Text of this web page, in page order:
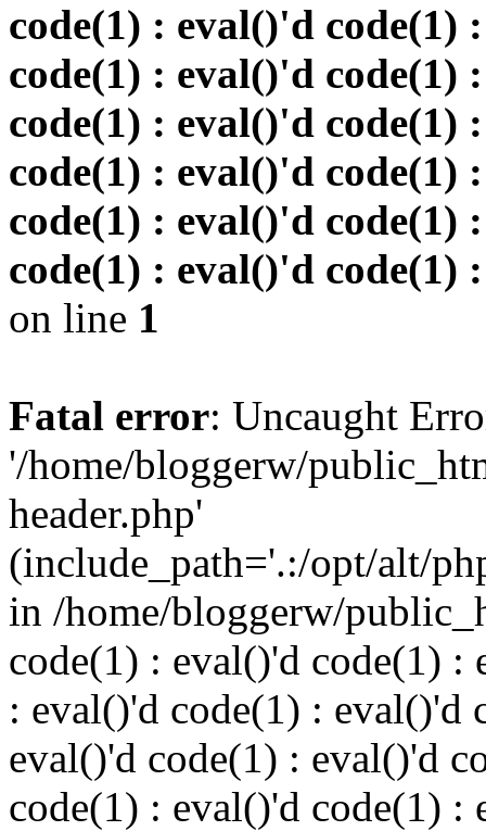
code(1) : eval()'d code(1)
code(1) : eval()'d code(1)
code(1) : eval()'d code(1)
code(1) : eval()'d code(1)
code(1) : eval()'d code(1)
code(1) : eval()'d code(1)
on line 1
Fatal error: Uncaught
'/home/bloggerw/
header.php'
(include_path='.:/opt/alt/
in /home/bloggerw/
code(1) : eval()'d code(1) :
: eval()'d code(1) : eval()'d
eval()'d code(1) : eval()'d
code(1) : eval()'d code(1) :